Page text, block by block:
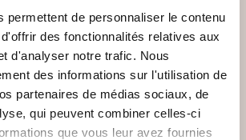
permettent de personnaliser le contenu
des fonctionnalités relatives aux
d'analyser notre trafic. Nous
des informations sur l'utilisation de
partenaires de médias sociaux, de
qui peuvent combiner celles-ci
que vous leur avez fournies
NEW